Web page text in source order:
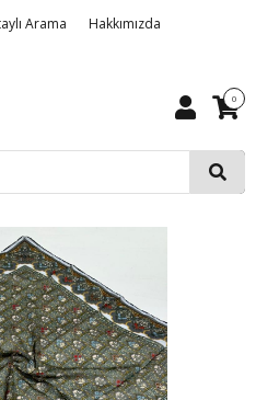
Arama Hakkımızda
0